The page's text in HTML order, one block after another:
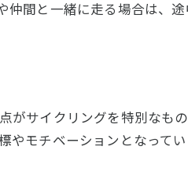
間と一緒に走る場合は、
がサイクリングを特別なも
モチベーションとなって